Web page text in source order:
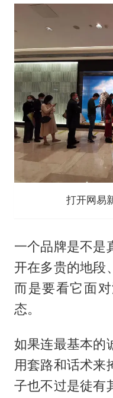
打开网易
一个品牌是不是
开在多贵的地段
而是要看它面
态。
如果连最基本的
用套路和话术来
子也不过是徒有